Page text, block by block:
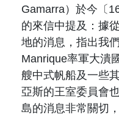
Gamarra）於今〔
的來信中提及：據
地的消息，指出我
Manrique率軍大潰
艘中式帆船及一些
亞斯的王室委員會
島的消息非常關切